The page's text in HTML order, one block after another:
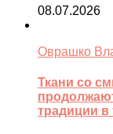
08.07.2026
Оврашко
Ткани со
традиции в